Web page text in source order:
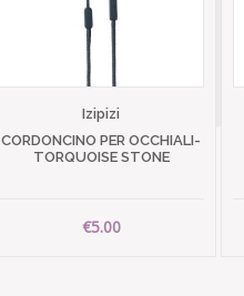
Izipizi
CORDONCINO PER OCCHIALI-
TORQUOISE STONE
€5.00